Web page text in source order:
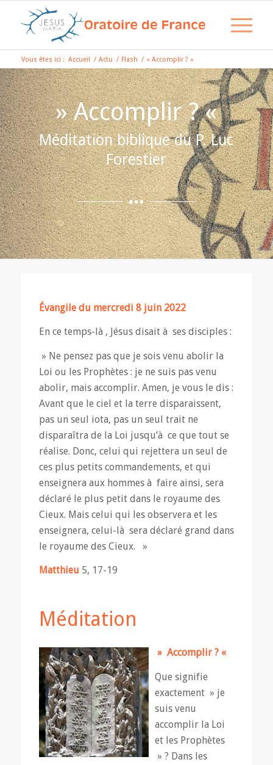
Vous êtes ici : Accueil / Actu / Flash / « Accomplir ? »
» Accomplir ? «
Méditation biblique du P. Luc
Forestier
Évangile du mercredi 8 juin 2022
En ce temps-là , Jésus disait à ses disciples :
» Ne pensez pas que je sois venu abolir la
Loi ou les Prophètes : je ne suis pas venu
abolir, mais accomplir. Amen, je vous le dis :
Avant que le ciel et la terre disparaissent,
pas un seul iota, pas un seul trait ne
disparaîtra de la Loi jusqu’à ce que tout se
réalise. Donc, celui qui rejettera un seul de
ces plus petits commandements, et qui
enseignera aux hommes à faire ainsi, sera
déclaré le plus petit dans le royaume des
Cieux. Mais celui qui les observera et les
enseignera, celui-là sera déclaré grand dans
le royaume des Cieux. »
Matthieu 5, 17-19
Méditation
» Accomplir ? «
Que signifie
exactement » je
suis venu
accomplir la Loi
et les Prophètes
» ? Dans les